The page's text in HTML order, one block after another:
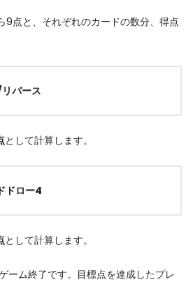
9点と、それぞれのカードの数分、得点
バース
として計算します。
ドロー4
として計算します。
ーム終了です。目標点を達成したプレ